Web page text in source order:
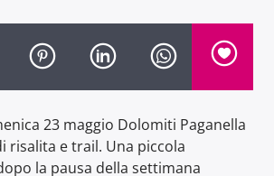
23 maggio Dolomiti Paganella
risalita e trail. Una piccola
la pausa della settimana